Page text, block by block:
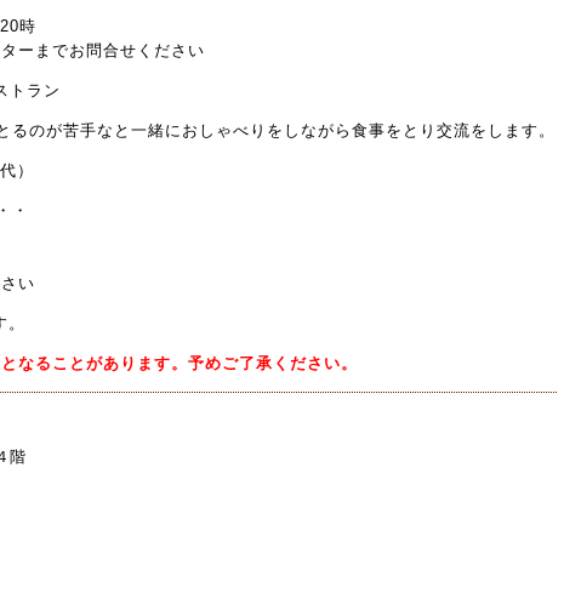
時
ーまでお問合せください
トラン
のが苦手なと一緒におしゃべりをしながら食事をとり交流をします。
）
・
い
なることがあります。予めご了承ください。
階